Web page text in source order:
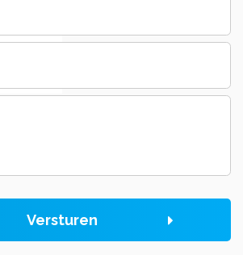
Versturen